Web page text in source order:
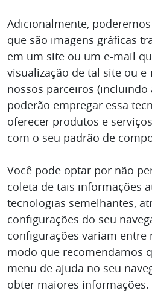
Adicionalmente,
que são imagens gráficas
em um site ou um e-mail
visualização de tal site ou
nossos parceiros
poderão empregar essa
oferecer produtos e
com o seu padrão de
Você pode optar por não
coleta de tais informações
tecnologias semelhantes,
configurações do seu
configurações variam entre
modo que recomendamos
menu de ajuda no seu
obter maiores informações.